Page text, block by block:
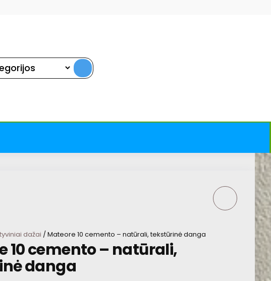
DANGA
dažai / Mateore 10 cemento – natūrali, tekstūrinė danga
10 cemento – natūrali,
danga